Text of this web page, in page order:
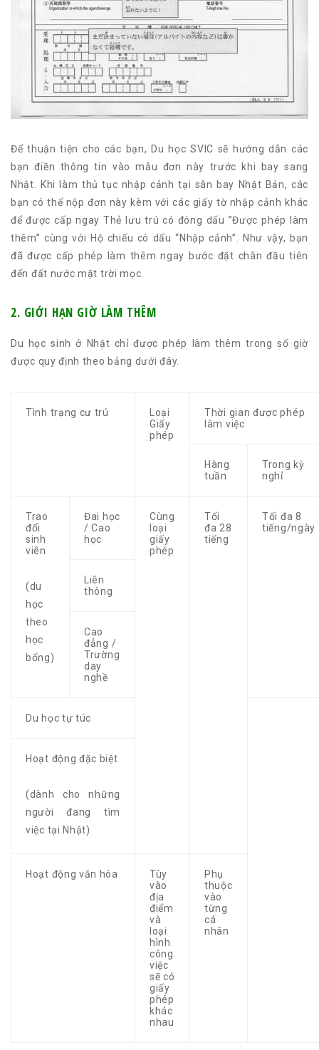
Để thuận tiện cho các bạn, Du học SVIC sẽ hướng dẫn các
bạn điền thông tin vào mẫu đơn này trước khi bay sang
Nhật. Khi làm thủ tục nhập cảnh tại sân bay Nhật Bản, các
bạn có thể nộp đơn này kèm với các giấy tờ nhập cảnh khác
để được cấp ngay Thẻ lưu trú có đóng dấu ”Được phép làm
thêm” cùng với Hộ chiếu có dấu “Nhập cảnh”. Như vậy, bạn
đã được cấp phép làm thêm ngay bước đặt chân đầu tiên
đến đất nước mặt trời mọc.
2. GIỚI HẠN GIỜ LÀM THÊM
Du học sinh ở Nhật chỉ được phép làm thêm trong số giờ
được quy định theo bảng dưới đây.
Tình trạng cư trú
Loại
Giấy
phép
Thời gian được phép
làm việc
Hàng
tuần
Trong kỳ
nghỉ
Trao
đổi
sinh
viên
(du
học
theo
học
bổng)
Đai học
/ Cao
học
Cùng
loại
giấy
phép
Tối
đa 28
tiếng
Tối đa 8
tiếng/ngày
Liên
thông
Cao
đẳng /
Trường
day
nghề
Du học tự túc
Hoạt động đặc biệt
(dành cho những
người đang tìm
việc tại Nhật)
Hoạt động văn hóa
Tùy
vào
địa
điểm
và
loại
hình
công
việc
sẽ có
giấy
phép
khác
nhau
Phụ
thuộc
vào
từng
cá
nhân